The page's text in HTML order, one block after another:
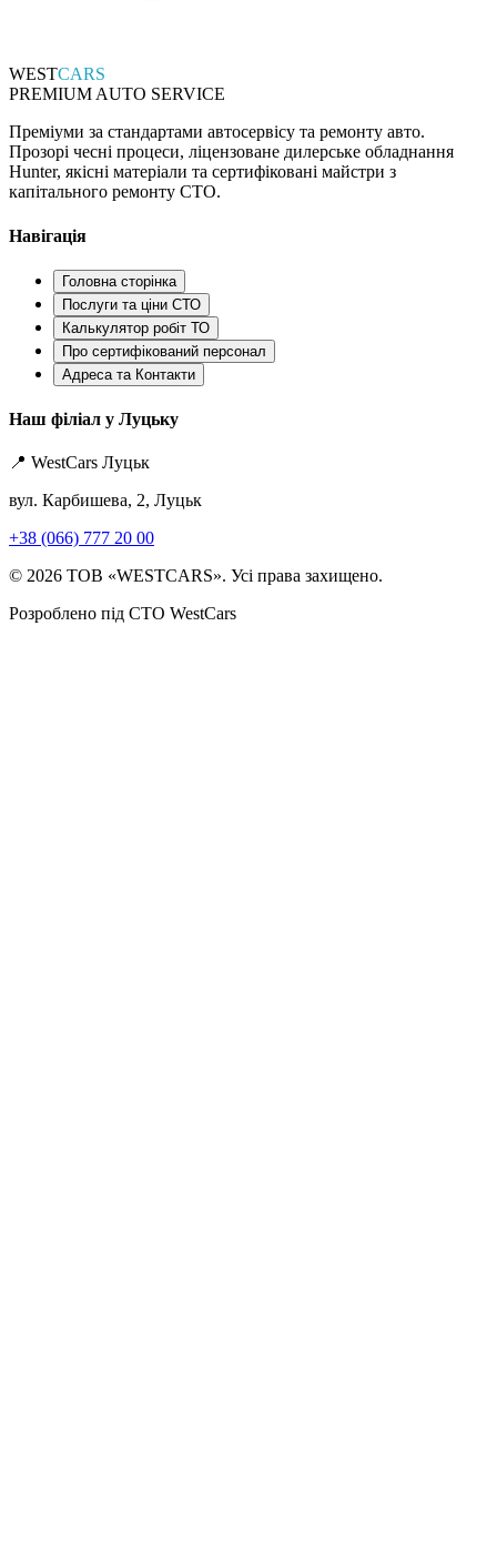
WESTCARS
PREMIUM AUTO SERVICE
Преміуми за стандартами автосервісу та ремонту авто.
Прозорі чесні процеси, ліцензоване дилерське обладнання
Hunter, якісні матеріали та сертифіковані майстри з
капітального ремонту СТО.
Навігація
Головна сторінка
Послуги та ціни СТО
Калькулятор робіт ТО
Про сертифікований персонал
Адреса та Контакти
Наш філіал у Луцьку
📍 WestCars Луцьк
вул. Карбишева, 2, Луцьк
+38 (066) 777 20 00
© 2026 ТОВ «WESTCARS». Усі права захищено.
Розроблено під СТО WestCars